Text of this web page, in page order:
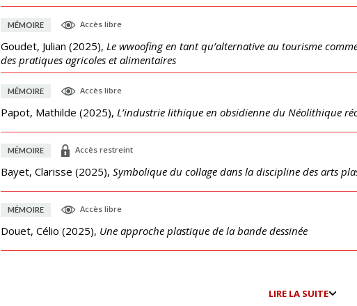
MÉMOIRE Accès libre
Goudet, Julian (2025), Le wwoofing en tant qu’alternative au tourisme
des pratiques agricoles et alimentaires
MÉMOIRE Accès libre
Papot, Mathilde (2025), L’industrie lithique en obsidienne du Néolithique
MÉMOIRE Accès restreint
Bayet, Clarisse (2025), Symbolique du collage dans la discipline des arts
MÉMOIRE Accès libre
Douet, Célio (2025), Une approche plastique de la bande dessinée
LIRE LA SUITE